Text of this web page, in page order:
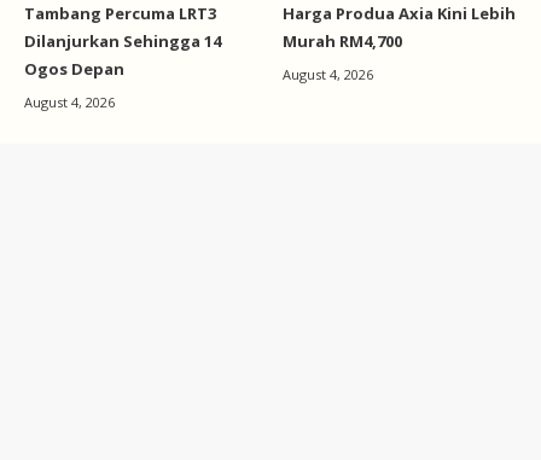
Tambang Percuma LRT3
Dilanjurkan Sehingga 14
Ogos Depan
August 4, 2026
Harga Produa Axia Kini Lebih
Murah RM4,700
August 4, 2026